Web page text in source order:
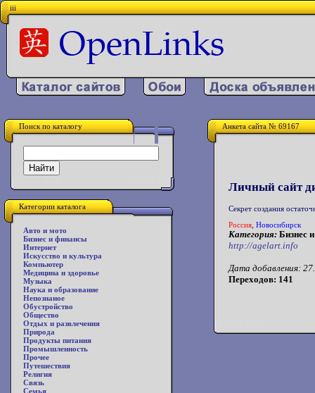
iii
Поиск по каталогу
Категории каталога
Авто и мото
Бизнес и финансы
Интернет
Искусство и культура
Компьютер
Медицина и здоровье
Музыка
Наука и образование
Непознаное
Обустройство
Общество
Отдых и развлечения
Природа
Продукты питания
Промышленность
Прочее
Путешествия
Религия
Связь
Семья
Анкета сайта № 69167
Личный сайт
Секрет создания
Россия Новосибирск
Категория: Бизнес
http://agelart.info
Дата добавления:
Переходов: 141